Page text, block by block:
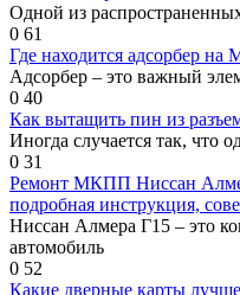
Одной из
0 61
Где находится адсорбер на
Адсорбер – это важный
0 40
Как вытащить пин из
Иногда случается так, что
0 31
Ремонт МКПП Ниссан
подробная инструкция,
Ниссан Алмера Г15 – это
автомобиль
0 52
Какие дверные карты